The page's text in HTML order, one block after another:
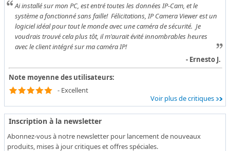
Ai installé sur mon PC, est entré toutes les données IP-Cam, et le
système a fonctionné sans faille! Félicitations, IP Camera Viewer est un
logiciel idéal pour tout le monde avec une caméra de sécurité. Je
voudrais trouvé cela plus tôt, il m'aurait évité innombrables heures
avec le client intégré sur ma caméra IP!
- Ernesto J.
Note moyenne des utilisateurs:
- Excellent
Voir plus de critiques
Inscription à la newsletter
Abonnez-vous à notre newsletter pour lancement de nouveaux
produits, mises à jour critiques et offres spéciales.